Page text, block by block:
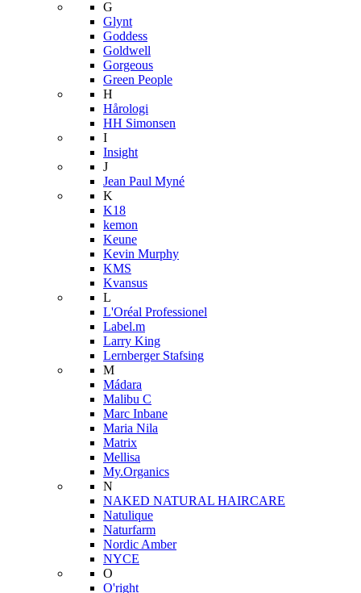
G
Glynt
Goddess
Goldwell
Gorgeous
Green People
H
Hårologi
HH Simonsen
I
Insight
J
Jean Paul Myné
K
K18
kemon
Keune
Kevin Murphy
KMS
Kvansus
L
L'Oréal Professionel
Label.m
Larry King
Lernberger Stafsing
M
Mádara
Malibu C
Marc Inbane
Maria Nila
Matrix
Mellisa
My.Organics
N
NAKED NATURAL HAIRCARE
Natulique
Naturfarm
Nordic Amber
NYCE
O
O'right